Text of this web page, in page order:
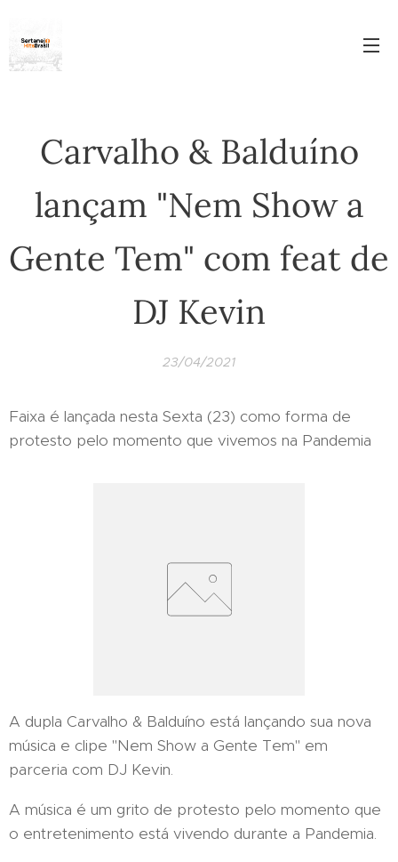
Carvalho & Balduíno
lançam "Nem Show a
Gente Tem" com feat de
DJ Kevin
23/04/2021
Faixa é lançada nesta Sexta (23) como forma de
protesto pelo momento que vivemos na Pandemia
A dupla Carvalho & Balduíno está lançando sua nova
música e clipe "Nem Show a Gente Tem" em
parceria com DJ Kevin.
A música é um grito de protesto pelo momento que
o entretenimento está vivendo durante a Pandemia.